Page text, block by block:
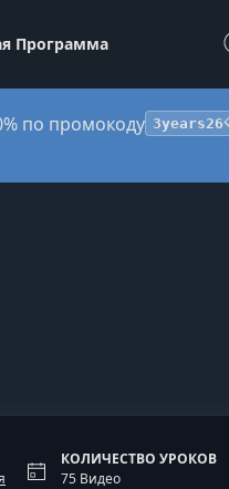
Программа
по промокоду 3years26
КОЛИЧЕСТВО УРОКОВ
75 Видео